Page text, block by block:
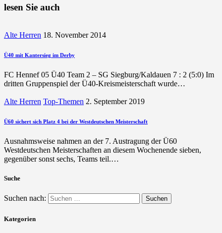
lesen Sie auch
Alte Herren 18. November 2014
Ü40 mit Kantersieg im Derby
FC Hennef 05 Ü40 Team 2 – SG Siegburg/Kaldauen 7 : 2 (5:0) Im
dritten Gruppenspiel der Ü40-Kreismeisterschaft wurde…
Alte Herren Top-Themen 2. September 2019
Ü60 sichert sich Platz 4 bei der Westdeutschen Meisterschaft
Ausnahmsweise nahmen an der 7. Austragung der Ü60
Westdeutschen Meisterschaften an diesem Wochenende sieben,
gegenüber sonst sechs, Teams teil.…
Suche
Suchen nach:
Kategorien